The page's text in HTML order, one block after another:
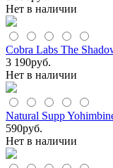
Нет в наличии
Cobra Labs The
3 190руб.
Нет в наличии
Natural Supp
590руб.
Нет в наличии